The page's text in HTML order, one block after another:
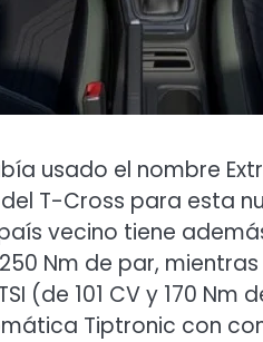
usado el nombre
T-Cross para esta
vecino tiene
Nm de par,
(de 101 CV y 170
Tiptronic con